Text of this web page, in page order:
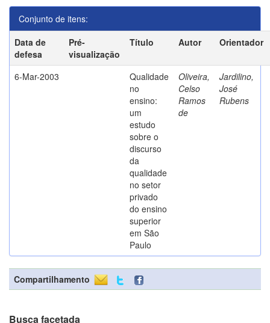
Conjunto de itens:
Data de
defesa
Pré-
visualização
Título Autor Orientador
6-Mar-2003
Qualidade
no
ensino:
um
estudo
sobre o
discurso
da
qualidade
no setor
privado
do ensino
superior
em São
Paulo
Oliveira,
Celso
Ramos
de
Jardilino,
José
Rubens
Compartilhamento
Busca facetada